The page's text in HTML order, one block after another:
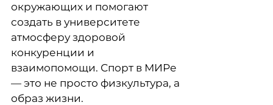
окружающих и помогают
создать в университете
атмосферу здоровой
конкуренции и
взаимопомощи. Спорт в МИРе
— это не просто физкультура, а
образ жизни.